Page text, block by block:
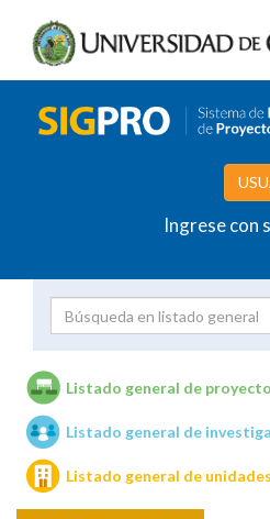
Ingrese con
Unidades de
Listado general de
Listado general de
Listado general de